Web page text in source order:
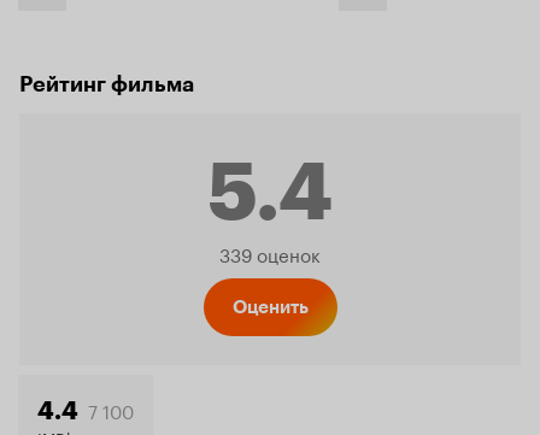
Рейтинг фильма
5.4
Рейтинг
339 оценок
Оценить
4.4 7 100